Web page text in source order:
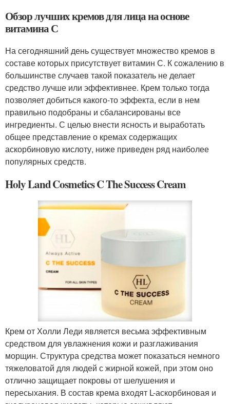
Обзор лучших кремов для лица на основе
витамина С
На сегодняшний день существует множество кремов в
составе которых присутствует витамин С. К сожалению в
большинстве случаев такой показатель не делает
средство лучше или эффективнее. Крем только тогда
позволяет добиться какого-то эффекта, если в нем
правильно подобраны и сбалансированы все
ингредиенты. С целью внести ясность и выработать
общее представление о кремах содержащих
аскорбиновую кислоту, ниже приведен ряд наиболее
популярных средств.
Holy Land Cosmetics C The Success Cream
Крем от Холли Леди является весьма эффективным
средством для увлажнения кожи и разглаживания
морщин. Структура средства может показаться немного
тяжеловатой для людей с жирной кожей, при этом оно
отлично защищает покровы от шелушения и
пересыхания. В состав крема входят L-аскорбиновая и